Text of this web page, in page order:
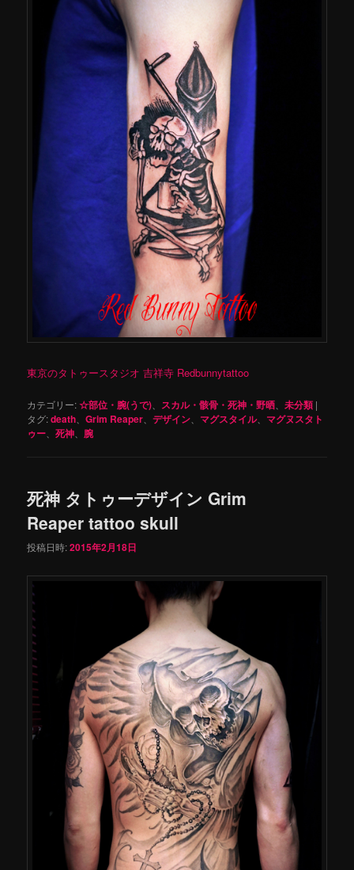
東京のタトゥースタジオ 吉祥寺 Redbunnytattoo
カテゴリー:☆部位・腕(うで) スカル・骸骨・死神・野晒 、未分類 |
タグ:death 、Grim Reaper 、デザイン マグスタイル、 マグヌスタト
ゥー 、死神 腕
死神 タトゥーデザイン Grim
Reaper tattoo skull
投稿日時:2015年2月18日